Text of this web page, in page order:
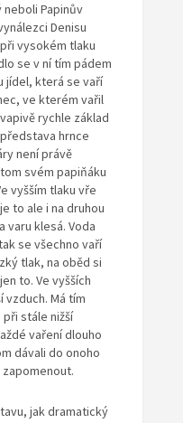
Papinův
Denisu
vysokém tlaku
se v ní tím pádem
jídel, která se vaří
ve kterém vařil
rychle základ
hrnce
není právě
svém papiňáku
vyšším tlaku vře
to ale i na druhou
varu klesá. Voda
se všechno vaří
tlak, na oběd si
to. Ve vyšších
vzduch. Má tím
stále nižší
vaření dlouho
dávali do onoho
jak dramatický